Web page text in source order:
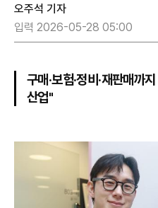
오주석 기자
입력 2026-05-28 05:00
구매·보험·정비·재판매까
산업"